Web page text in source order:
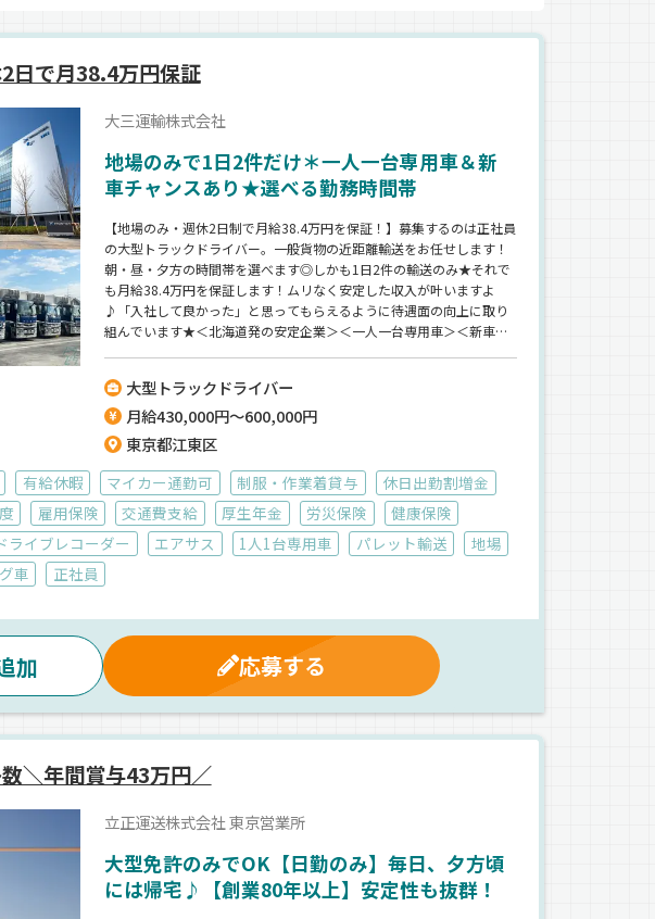
日で月38.4万円保証
大三運輸株式会社
地場のみで1日2件だけ＊一人一台専用車＆新
車チャンスあり★選べる勤務時間帯
【地場のみ・週休2日制で月給38.4万円を保証！】募集するのは正社員
の大型トラックドライバー。一般貨物の近距離輸送をお任せします！
朝・昼・夕方の時間帯を選べます◎しかも1日2件の輸送のみ★それで
も月給38.4万円を保証します！ムリなく安定した収入が叶いますよ
♪「入社して良かった」と思ってもらえるように待遇面の向上に取り
組んでいます★＜北海道発の安定企業＞＜一人一台専用車＞＜新車の
大型トラックドライバー
月給430,000円～600,000円
東京都江東区
有給休暇 マイカー通勤可 制服・作業着貸与
休日出勤割増金
雇用保険 交通費支給 厚生年金 労災保険
健康保険
ライブレコーダー エアサス 1人1台専用車 パレット輸送
地場
車 正社員
加 応募する
＼年間賞与43万円／
立正運送株式会社 東京営業所
大型免許のみでOK【日勤のみ】毎日、夕方頃
には帰宅♪【創業80年以上】安定性も抜群！